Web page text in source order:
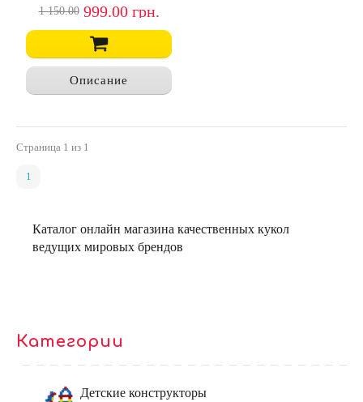
1 150.00999.00 грн.
Описание
Страница 1 из 1
1
Каталог онлайн магазина качественных кукол
ведущих мировых брендов
Категории
Детские конструкторы